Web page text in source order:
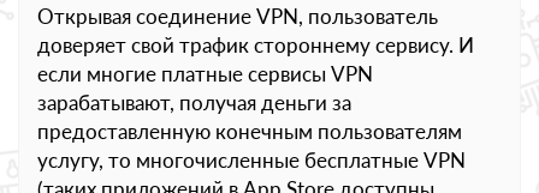
Открывая соединение VPN, пользователь
доверяет свой трафик стороннему сервису. И
если многие платные сервисы VPN
зарабатывают, получая деньги за
предоставленную конечным пользователям
услугу, то многочисленные бесплатные VPN